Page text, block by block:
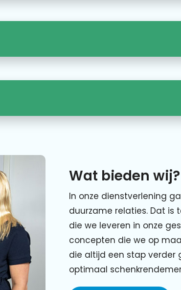
Wat bieden wij?
In onze dienstverlening
duurzame relaties. Dat is
die we leveren in onze
concepten die we op
die altijd een stap verder
optimaal